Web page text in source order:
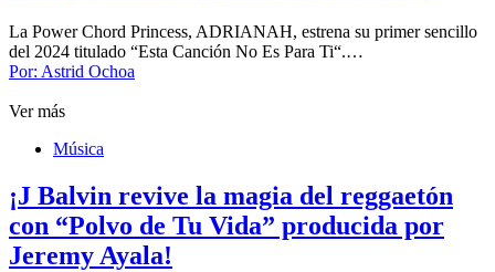
La Power Chord Princess, ADRIANAH, estrena su primer sencillo
del 2024 titulado “Esta Canción No Es Para Ti“.…
Por: Astrid Ochoa
Ver más
Música
¡J Balvin revive la magia del reggaetón
con “Polvo de Tu Vida” producida por
Jeremy Ayala!